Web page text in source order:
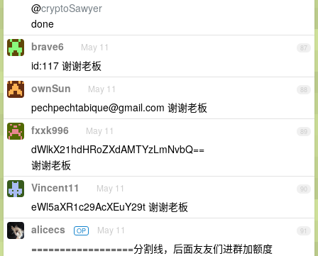
@cryptoSawyer
done
87
brave6 May 11
id:117 谢谢老板
88
ownSun May 11
pechpechtabique@gmail.com 谢谢老板
89
fxxk996 May 11
dWlkX21hdHRoZXdAMTYzLmNvbQ==
谢谢老板
90
Vincent11 May 11
eWl5aXR1c29AcXEuY29t 谢谢老板
91
alicecs OP May 11
==================分割线，后面友友们进群加额度